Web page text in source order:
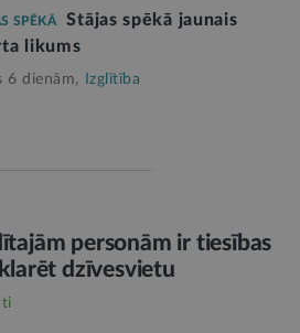
SPĒKĀ
Stājas spēkā jaunais
likums
6 dienām, Izglītība
personām ir tiesības
dzīvesvietu